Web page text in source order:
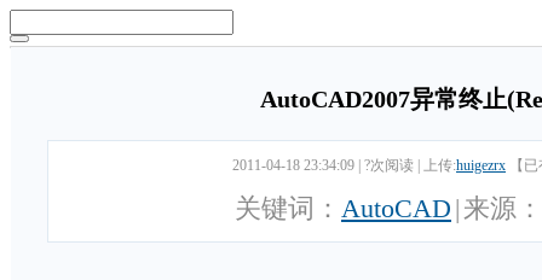
AutoCAD2007异常终止
2011-04-18 23:34:09 ?次阅读 上传:huigezrx 【
关键词： AutoCAD | 来源：